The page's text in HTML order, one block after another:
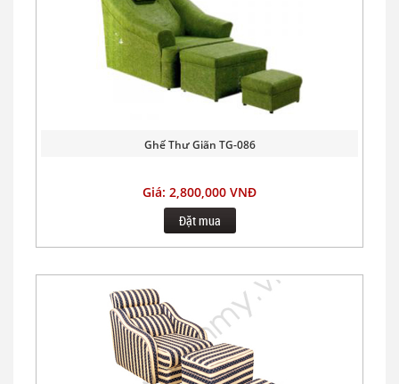
Ghế Thư Giãn TG-086
Giá: 2,800,000 VNĐ
Đặt mua